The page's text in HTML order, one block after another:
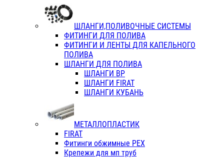
ШЛАНГИ,ПОЛИВОЧНЫЕ СИСТЕМЫ
ФИТИНГИ ДЛЯ ПОЛИВА
ФИТИНГИ И ЛЕНТЫ ДЛЯ КАПЕЛЬНОГО
ПОЛИВА
ШЛАНГИ ДЛЯ ПОЛИВА
ШЛАНГИ ВР
ШЛАНГИ FIRAT
ШЛАНГИ КУБАНЬ
МЕТАЛЛОПЛАСТИК
FIRAT
Фитинги обжимные PEX
Крепежи для мп труб